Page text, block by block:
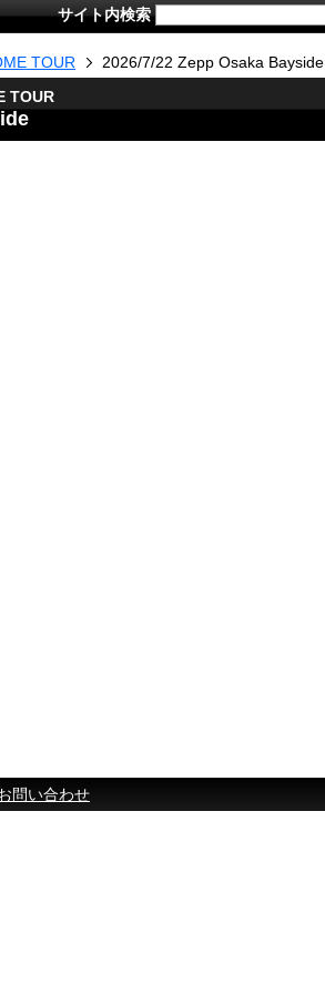
サイト内検索
TOUR
2026/7/22 Zepp Osaka Bayside
TOUR
問い合わせ